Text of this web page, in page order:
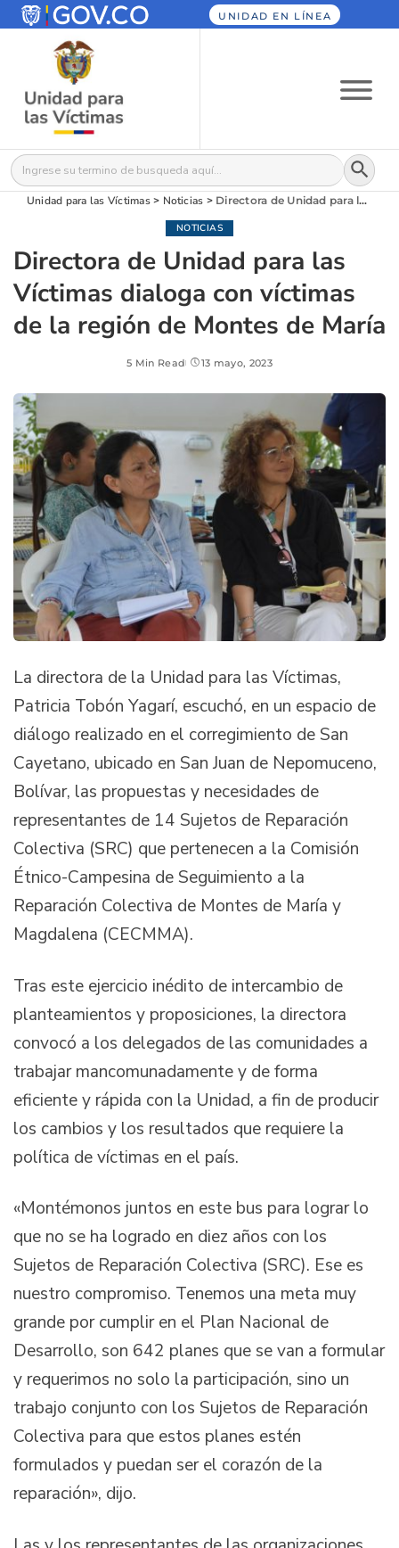
UNIDAD EN LÍNEA
Buscar: Botón
Unidad para las Víctimas> Noticias > Directora de Unidad para las Víctimas dialoga con víctimas de la región de Montes de María
NOTICIAS
Directora de Unidad para las
Víctimas dialoga con víctimas
de la región de Montes de María
5 Min Read 13 mayo, 2023
La directora de la Unidad para las Víctimas,
Patricia Tobón Yagarí, escuchó, en un espacio de
diálogo realizado en el corregimiento de San
Cayetano, ubicado en San Juan de Nepomuceno,
Bolívar, las propuestas y necesidades de
representantes de 14 Sujetos de Reparación
Colectiva (SRC) que pertenecen a la Comisión
Étnico-Campesina de Seguimiento a la
Reparación Colectiva de Montes de María y
Magdalena (CECMMA).
Tras este ejercicio inédito de intercambio de
planteamientos y proposiciones, la directora
convocó a los delegados de las comunidades a
trabajar mancomunadamente y de forma
eficiente y rápida con la Unidad, a fin de producir
los cambios y los resultados que requiere la
política de víctimas en el país.
«Montémonos juntos en este bus para lograr lo
que no se ha logrado en diez años con los
Sujetos de Reparación Colectiva (SRC). Ese es
nuestro compromiso. Tenemos una meta muy
grande por cumplir en el Plan Nacional de
Desarrollo, son 642 planes que se van a formular
y requerimos no solo la participación, sino un
trabajo conjunto con los Sujetos de Reparación
Colectiva para que estos planes estén
formulados y puedan ser el corazón de la
reparación», dijo.